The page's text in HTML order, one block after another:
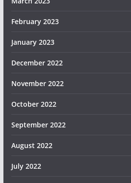
February 2023
January 2023
December 2022
November 2022
October 2022
September 2022
August 2022
July 2022